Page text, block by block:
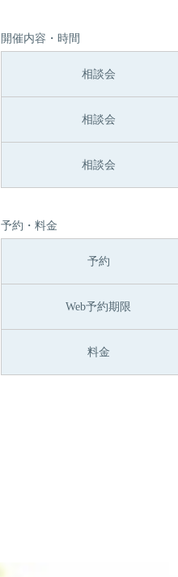
開催内容・時間
相談会
相談会
相談会
予約・料金
予約
Web予約期限
料金